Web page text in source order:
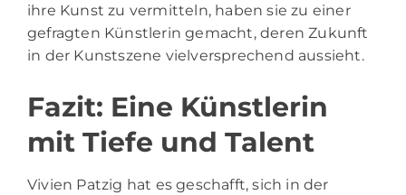
ihre Kunst zu vermitteln, haben sie zu einer
gefragten Künstlerin gemacht, deren Zukunft
in der Kunstszene vielversprechend aussieht.
Fazit: Eine Künstlerin
mit Tiefe und Talent
Vivien Patzig hat es geschafft, sich in der